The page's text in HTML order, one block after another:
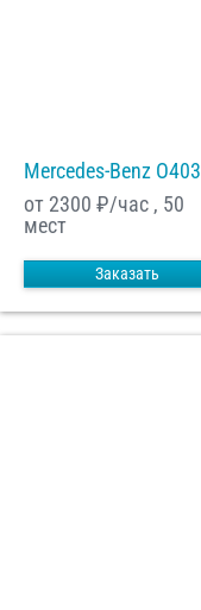
Mercedes-Benz О403
от 2300 ₽/час , 50
мест
Заказать